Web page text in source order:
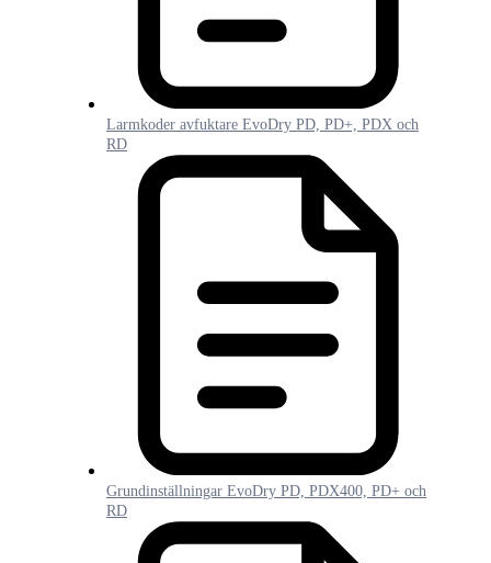
Larmkoder avfuktare EvoDry PD, PD+, PDX och
RD
Grundinställningar EvoDry PD, PDX400, PD+ och
RD